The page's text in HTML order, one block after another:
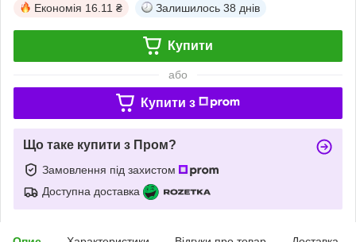
Економія 16.11 ₴ Залишилось 38 днів
Купити
або
Купити з
Що таке купити з Пром?
Замовлення під захистом
Доступна доставка